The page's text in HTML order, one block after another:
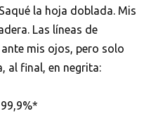
la hoja doblada. Mis
Las líneas de
mis ojos, pero solo
al final, en negrita: